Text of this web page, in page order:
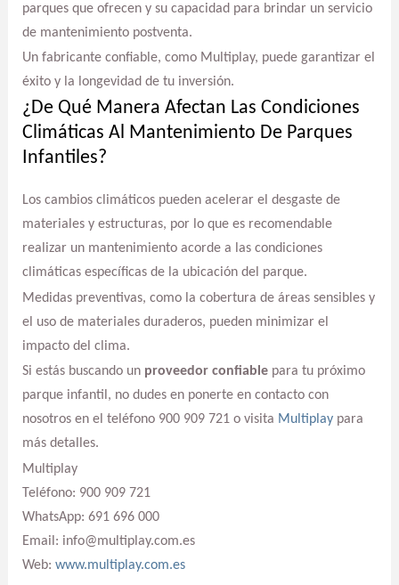
parques que ofrecen y su capacidad para brindar un servicio
de mantenimiento postventa.
Un fabricante confiable, como Multiplay, puede garantizar el
éxito y la longevidad de tu inversión.
¿De Qué Manera Afectan Las Condiciones
Climáticas Al Mantenimiento De Parques
Infantiles?
Los cambios climáticos pueden acelerar el desgaste de
materiales y estructuras, por lo que es recomendable
realizar un mantenimiento acorde a las condiciones
climáticas específicas de la ubicación del parque.
Medidas preventivas, como la cobertura de áreas sensibles y
el uso de materiales duraderos, pueden minimizar el
impacto del clima.
Si estás buscando un proveedor confiablepara tu próximo
parque infantil, no dudes en ponerte en contacto con
nosotros en el teléfono 900 909 721 o visita Multiplaypara
más detalles.
Multiplay
Teléfono: 900 909 721
WhatsApp: 691 696 000
Email: info@multiplay.com.es
Web: www.multiplay.com.es